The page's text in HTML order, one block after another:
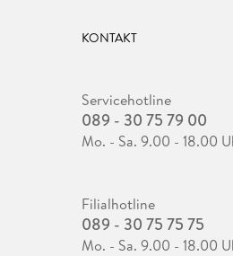
KONTAKT
Servicehotline
089 - 30 75 79 00
Mo. - Sa. 9.00 - 18.00
Filialhotline
089 - 30 75 75 75
Mo. - Sa. 9.00 - 18.00